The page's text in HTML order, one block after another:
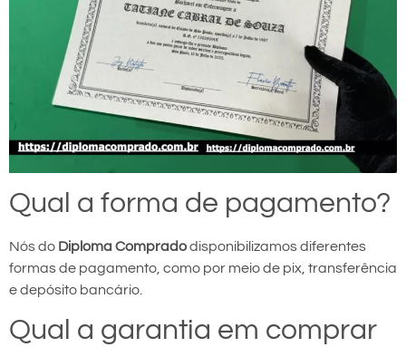
Qual a forma de pagamento?
Nós do Diploma Compradodisponibilizamos diferentes
formas de pagamento, como por meio de pix, transferência
e depósito bancário.
Qual a garantia em comprar